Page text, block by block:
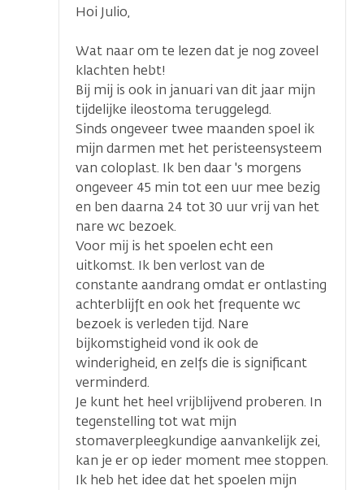
Hoi Julio,
Wat naar om te lezen dat je nog zoveel
klachten hebt!
Bij mij is ook in januari van dit jaar mijn
tijdelijke ileostoma teruggelegd.
Sinds ongeveer twee maanden spoel ik
mijn darmen met het peristeensysteem
van coloplast. Ik ben daar 's morgens
ongeveer 45 min tot een uur mee bezig
en ben daarna 24 tot 30 uur vrij van het
nare wc bezoek.
Voor mij is het spoelen echt een
uitkomst. Ik ben verlost van de
constante aandrang omdat er ontlasting
achterblijft en ook het frequente wc
bezoek is verleden tijd. Nare
bijkomstigheid vond ik ook de
winderigheid, en zelfs die is significant
verminderd.
Je kunt het heel vrijblijvend proberen. In
tegenstelling tot wat mijn
stomaverpleegkundige aanvankelijk zei,
kan je er op ieder moment mee stoppen.
Ik heb het idee dat het spoelen mijn